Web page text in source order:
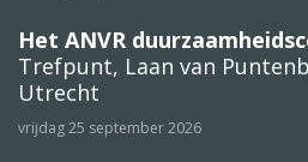
Het ANVR
Trefpunt, Laan van
Utrecht
vrijdag 25 september 2026